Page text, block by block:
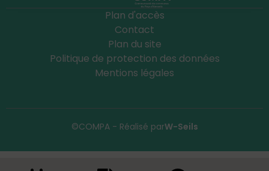
Plan d'accès
Contact
Plan du site
Politique de protection des données
Mentions légales
©COMPA - Réalisé parW-Seils